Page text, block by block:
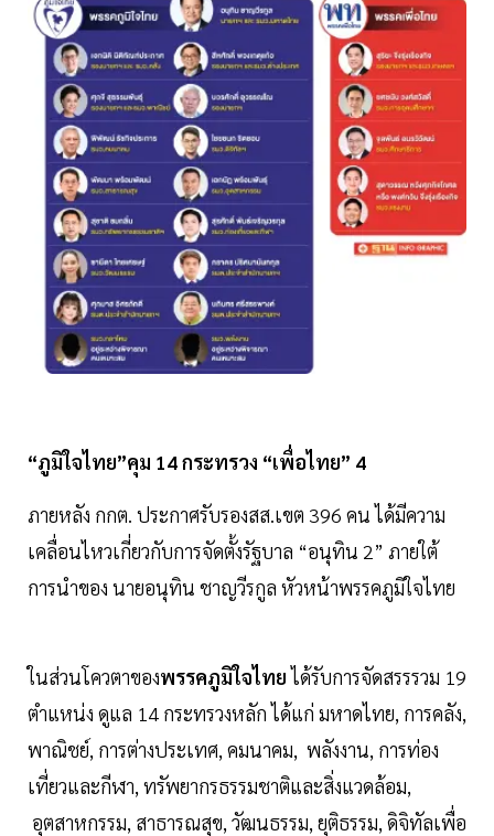
“ภูมิใจไทย”คุม 14 กระทรวง “เพื่อไทย” 4
ภายหลัง กกต. ประกาศรับรองสส.เขต 396 คน ได้มีความ
เคลื่อนไหวเกี่ยวกับการจัดตั้งรัฐบาล “อนุทิน 2” ภายใต้
การนำของ นายอนุทิน ชาญวีรกูล หัวหน้าพรรคภูมิใจไทย
ในส่วนโควตาของพรรคภูมิใจไทยได้รับการจัดสรรรวม 19
ตำแหน่ง ดูแล 14 กระทรวงหลัก ได้แก่ มหาดไทย, การคลัง,
พาณิชย์, การต่างประเทศ, คมนาคม, พลังงาน, การท่อง
เที่ยวและกีฬา, ทรัพยากรธรรมชาติและสิ่งแวดล้อม,
อุตสาหกรรม, สาธารณสุข, วัฒนธรรม, ยุติธรรม, ดิจิทัลเพื่อ